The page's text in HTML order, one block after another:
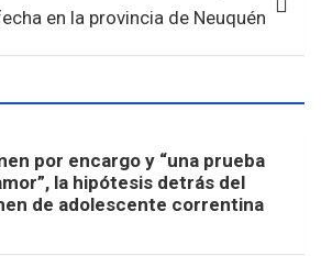
en la provincia de Neuquén
por encargo y “una prueba
la hipótesis detrás del
de adolescente correntina